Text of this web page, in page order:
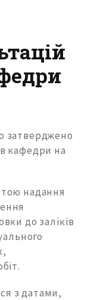
затверджено
кафедри на
надання
до заліків
з датами,